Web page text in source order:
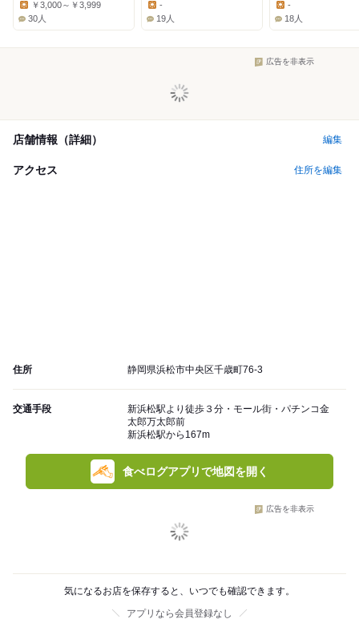
Lunch:
￥3,000～￥3,999
30人
Lunch:
-
19人
Lunch:
-
18人
広告を非表示
店舗情報（詳細） 編集
アクセス 住所を編集
住所 静岡県浜松市中央区千歳町76-3
交通手段
新浜松駅より徒歩３分・モール街・パチンコ金
太郎万太郎前
新浜松駅から167m
食べログアプリで地図を開く
広告を非表示
気になるお店を保存すると、いつでも確認できます。
アプリなら会員登録なし